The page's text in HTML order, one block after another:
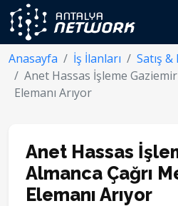
Anasayfa İş İlanları
Satış
Anet Hassas İşleme
Elemanı Arıyor
Anet Hassas
Almanca Çağrı
Elemanı Arıyor